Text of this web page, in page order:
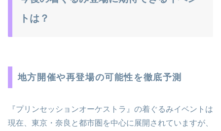
トは？
地方開催や再登場の可能性を徹底予測
『プリンセッションオーケストラ』の着ぐるみイベントは
現在、東京・奈良と都市圏を中心に展開されていますが、